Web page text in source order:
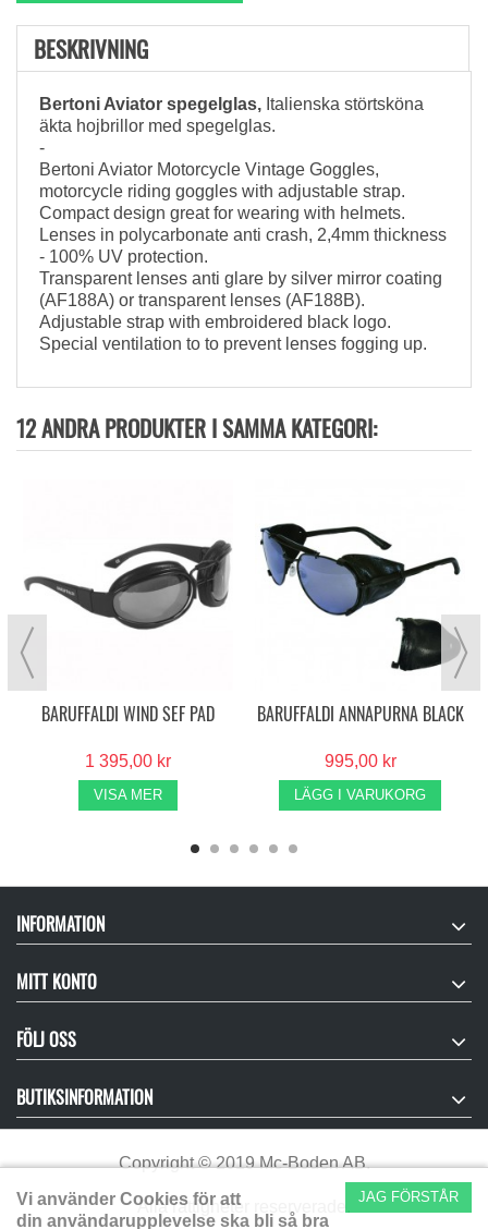
BESKRIVNING
Bertoni Aviator spegelglas, Italienska störtsköna
äkta hojbrillor med spegelglas.
-
Bertoni Aviator Motorcycle Vintage Goggles,
motorcycle riding goggles with adjustable strap.
Compact design great for wearing with helmets.
Lenses in polycarbonate anti crash, 2,4mm thickness
- 100% UV protection.
Transparent lenses anti glare by silver mirror coating
(AF188A) or transparent lenses (AF188B).
Adjustable strap with embroidered black logo.
Special ventilation to to prevent lenses fogging up.
12 ANDRA PRODUKTER I SAMMA KATEGORI:
BARUFFALDI WIND SEF PAD
1 395,00 kr
VISA MER
BARUFFALDI ANNAPURNA BLACK
995,00 kr
LÄGG I VARUKORG
INFORMATION
MITT KONTO
FÖLJ OSS
BUTIKSINFORMATION
Copyright©2019 Mc-Boden AB.
Alla rättigheter reserverade.
JAG FÖRSTÅR
Vi använder Cookies för att
din användarupplevelse ska bli så bra